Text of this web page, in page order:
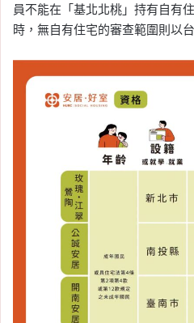
員不能在「基北北桃」持有自有
時，無自有住宅的審查範圍則以